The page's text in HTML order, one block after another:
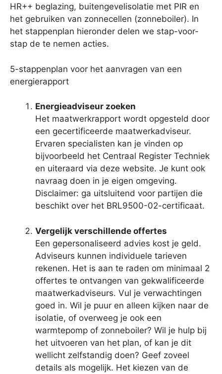
HR++ beglazing, buitengevelisolatie met PIR en
het gebruiken van zonnecellen (zonneboiler). In
het stappenplan hieronder delen we stap-voor-
stap de te nemen acties.
5-stappenplan voor het aanvragen van een
energierapport
Energieadviseur zoeken
Het maatwerkrapport wordt opgesteld door
een gecertificeerde maatwerkadviseur.
Ervaren specialisten kan je vinden op
bijvoorbeeld het Centraal Register Techniek
en uiteraard via deze website. Je kunt ook
navraag doen in je eigen omgeving.
Disclaimer: ga uitsluitend voor partijen die
beschikt over het BRL9500-02-certificaat.
Vergelijk verschillende offertes
Een gepersonaliseerd advies kost je geld.
Adviseurs kunnen individuele tarieven
rekenen. Het is aan te raden om minimaal 2
offertes te ontvangen van gekwalificeerde
maatwerkadviseurs. Vul je verwachtingen
goed in. Wil je puur en alleen kijken naar de
isolatie, of overweeg je ook een
warmtepomp of zonneboiler? Wil je hulp bij
het uitvoeren van het plan, of kan je dit
wellicht zelfstandig doen? Geef zoveel
details als mogelijk. Het kiezen van de